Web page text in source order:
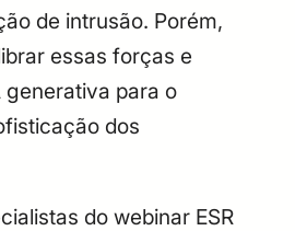
de intrusão. Porém,
essas forças e
generativa para o
dos
do webinar ESR